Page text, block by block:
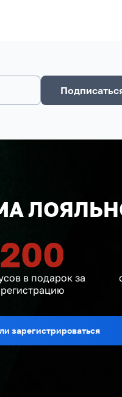
200
в подарок за
регистрацию
зарегистрироваться